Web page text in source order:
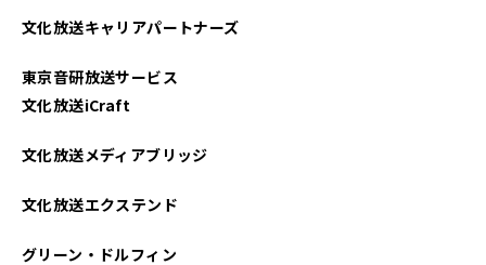
文化放送キャリアパートナーズ
東京音研放送サービス
文化放送iCraft
文化放送メディアブリッジ
文化放送エクステンド
グリーン・ドルフィン